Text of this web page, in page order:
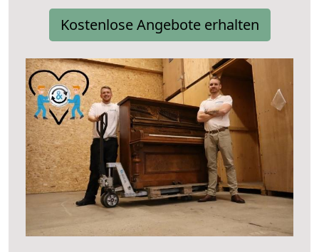
Kostenlose Angebote erhalten